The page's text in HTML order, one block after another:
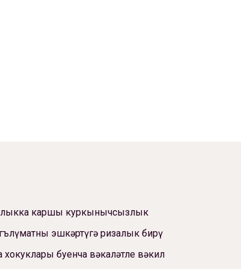
каршы куркынычсызлык
эшкәртүгә ризалык бирү
хокуклары буенча вәкаләтле вәкил